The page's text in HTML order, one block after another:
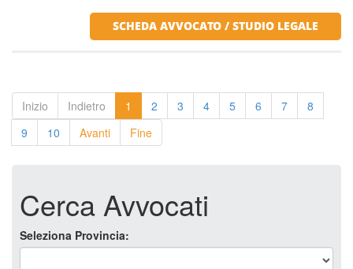
SCHEDA AVVOCATO / STUDIO LEGALE
Inizio Indietro 1 2 3 4 5 6 7
8
9
10 Avanti Fine
Cerca Avvocati
Seleziona Provincia: